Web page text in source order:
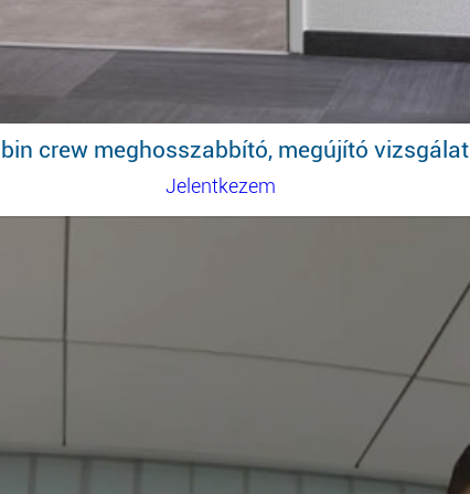
crew meghosszabbító, megújító vizsgálat
Jelentkezem